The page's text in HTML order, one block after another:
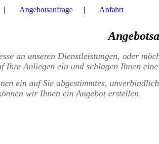
Angebotsanfrage Anfahrt
an unseren Dienstleistungen, oder
Ihre Anliegen ein und schlagen Ihnen
ein auf Sie abgestimmtes,
wir Ihnen ein Angebot erstellen